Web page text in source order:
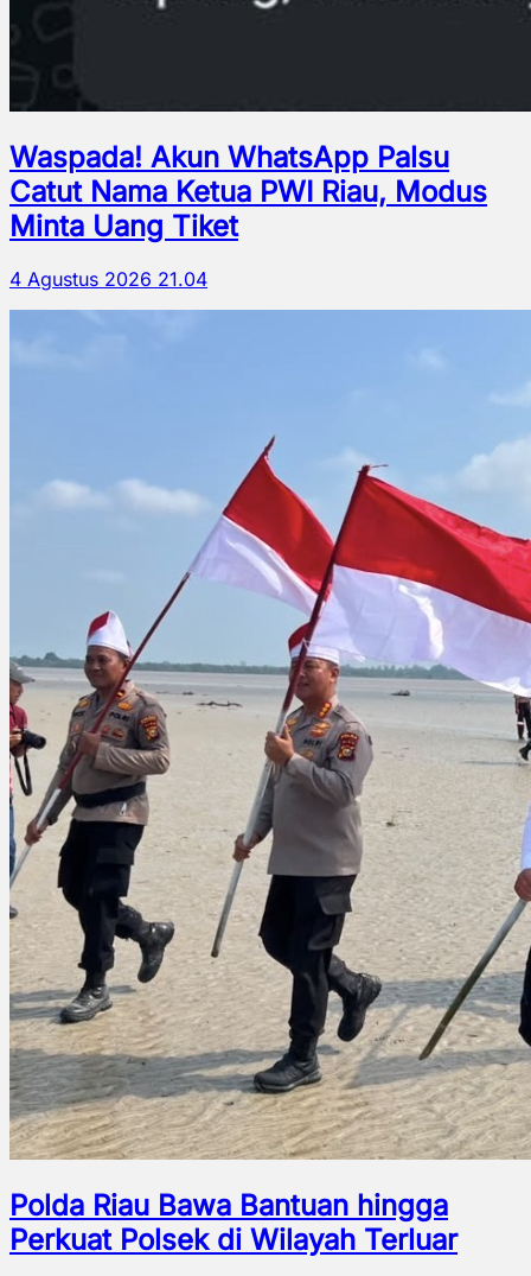
Waspada! Akun WhatsApp Palsu
Catut Nama Ketua PWI Riau, Modus
Minta Uang Tiket
4 Agustus 2026 21.04
Polda Riau Bawa Bantuan hingga
Perkuat Polsek di Wilayah Terluar